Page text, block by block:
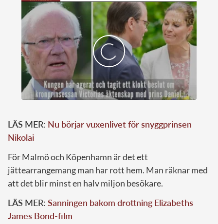
LÄS MER: Nu börjar vuxenlivet för snyggprinsen
Nikolai
För Malmö och Köpenhamn är det ett
jättearrangemang man har rott hem. Man räknar med
att det blir minst en halv miljon besökare.
LÄS MER: Sanningen bakom drottning Elizabeths
James Bond-film